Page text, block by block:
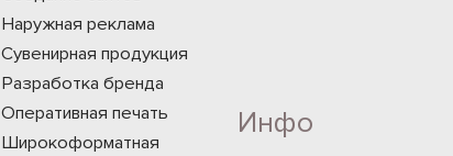
Наружная реклама
Сувенирная продукция
Разработка бренда
Оперативная печать
Широкоформатная
Инфо